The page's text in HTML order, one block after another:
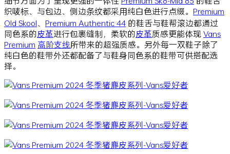
织唛标、与包边、侧边条纹都采用纯白色进行点缀。 Premium
Old Skool、 Premium Authentic 44 的鞋舌与鞋帮滚边都通过
同色系的皮革进行包裹缝制，柔软的皮革质感更能体现Vans
Premium 高阶支线所带来的超强质感。另外每一双鞋子除了
纯白色的鞋带外还都配备了与鞋身同色系的鞋带可供搭配选
择。